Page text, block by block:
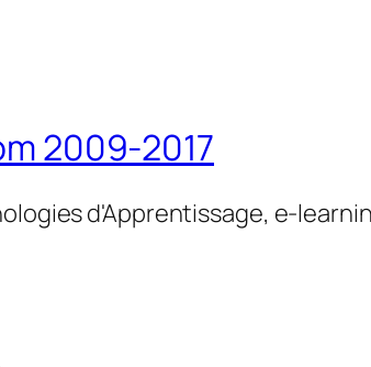
2009-2017
d'Apprentissage, e-